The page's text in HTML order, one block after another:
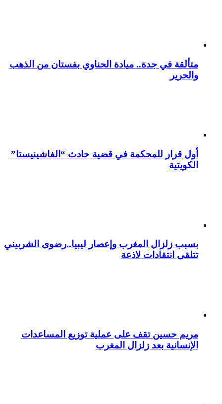
متألقة في جدة.. ميادة الحناوي بفستان من الذهب
والحرير
أول قرار للمحكمة في قضية حادث “الفاشينيستا”
الكويتية
بسبب زلزال المغرب وإعصار ليبيا..رضوى الشربيني
تتلقى انتقادات لاذعة
مريم حسين تقف على عملية توزيع المساعدات
الإنسانية بعد زلزال المغرب